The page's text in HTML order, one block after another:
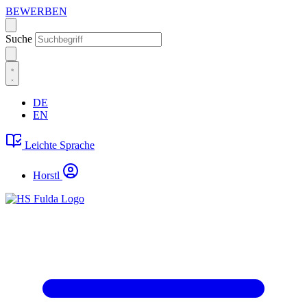
BEWERBEN
Suche
DE
EN
Leichte Sprache
Horstl